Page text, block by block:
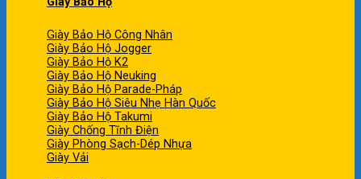
Giày Bảo Hộ Công Nhân
Giày Bảo Hộ Jogger
Giày Bảo Hộ K2
Giày Bảo Hộ Neuking
Giày Bảo Hộ Parade-Pháp
Giày Bảo Hộ Siêu Nhẹ Hàn Quốc
Giày Bảo Hộ Takumi
Giày Chống Tĩnh Điện
Giày Phòng Sạch-Dép Nhựa
Giày Vải